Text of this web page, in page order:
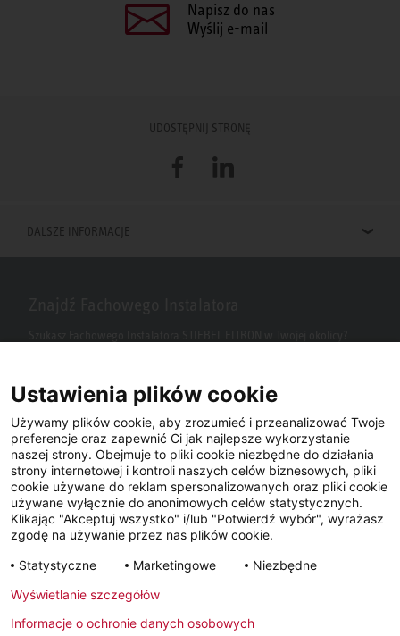
Napisz do nas
Wyślij e-mail
UDOSTĘPNIJ STRONĘ
FacebookLinkedIn
DALSZE INFORMACJE
Facebook YouTube LinkedIn
Instagram
Ustawienia plików cookie
Używamy plików cookie, aby zrozumieć i przeanalizować Twoje
preferencje oraz zapewnić Ci jak najlepsze wykorzystanie
naszej strony. Obejmuje to pliki cookie niezbędne do działania
strony internetowej i kontroli naszych celów biznesowych, pliki
cookie używane do reklam spersonalizowanych oraz pliki cookie
używane wyłącznie do anonimowych celów statystycznych.
Klikając "Akceptuj wszystko" i/lub "Potwierdź wybór", wyrażasz
zgodę na używanie przez nas plików cookie.
Statystyczne
Marketingowe
Niezbędne
Wyświetlanie szczegółów
Informacje o ochronie danych osobowych